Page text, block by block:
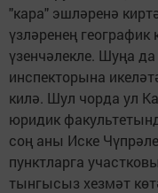
"кара" эшләренә
үзләренең
үзенчәлекле. Шуңа
инспекторына
килә. Шул чорда ул
юридик
соң аны Иске
пунктларга
тынгысыз хезмәт